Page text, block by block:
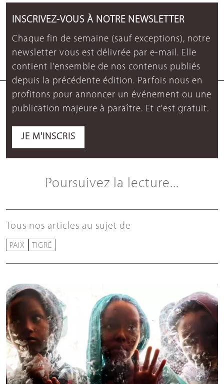
INSCRIVEZ-VOUS À NOTRE NEWSLETTER
Chaque fin de semaine (sauf exceptions), notre
newsletter vous est délivrée par e-mail. Elle
contient l'ensemble de nos contenus publiés
depuis la précédente édition. Parfois nous en
profitons pour annoncer un événement ou une
publication majeure à paraître. Et c'est gratuit.
JE M'INSCRIS
Poursuivez la lecture...
Tous nos articles au sujet de
PAIX TIGRÉ